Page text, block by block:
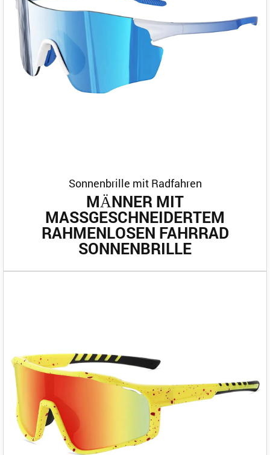
Sonnenbrille mit Radfahren
MÄNNER MIT
MASSGESCHNEIDERTEM R
AHMENLOSEN FAHRRAD S
ONNENBRILLE